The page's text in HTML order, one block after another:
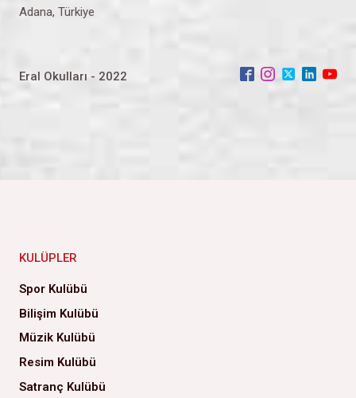
Adana, Türkiye
Eral Okulları - 2022
KULÜPLER
Spor Kulübü
Bilişim Kulübü
Müzik Kulübü
Resim Kulübü
Satranç Kulübü